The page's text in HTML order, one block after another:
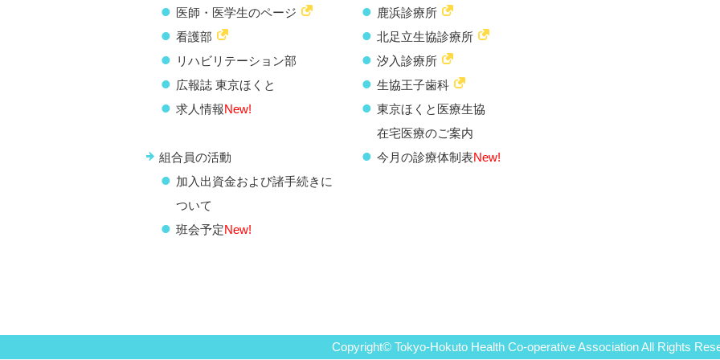
医師・医学生のページ
看護部
リハビリテーション部
広報誌 東京ほくと
求人情報New!
組合員の活動
加入出資金および諸手続きに
ついて
班会予定New!
鹿浜診療所
北足立生協診療所
汐入診療所
生協王子歯科
東京ほくと医療生協
在宅医療のご案内
今月の診療体制表New!
Copyright© Tokyo-Hokuto Health Co-operative Association All Rights